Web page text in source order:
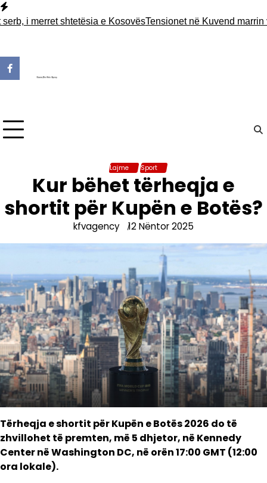
Skip
tomerret shtetësia e KosovësTensionet në Kuvend marrin
Lajme Sport
Kur bëhet tërheqja e
shortit për Kupën e Botës?
kfvagency 12 Nëntor 2025
Tërheqja e shortit për Kupën e Botës 2026 do të
zhvillohet të premten, më 5 dhjetor, në Kennedy
Center në Washington DC, në orën 17:00 GMT (12:00
ora lokale).